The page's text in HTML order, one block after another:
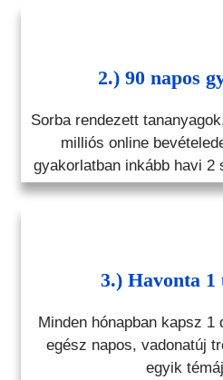
2.) 90 napos
Sorba rendezett
milliós online
gyakorlatban inkább havi
3.) Havonta
Minden hónapban kapsz
egész napos, vadonatúj
egyik